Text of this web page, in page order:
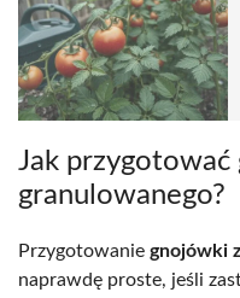
Jak
granulowanego?
Przygotowanie gnojówki
naprawdę proste, jeśli